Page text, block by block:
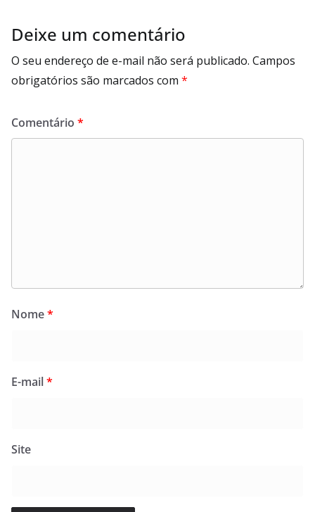
Deixe um comentário
O seu endereço de e-mail não será publicado. Campos
obrigatórios são marcados com *
Comentário *
Nome*
E-mail*
Site